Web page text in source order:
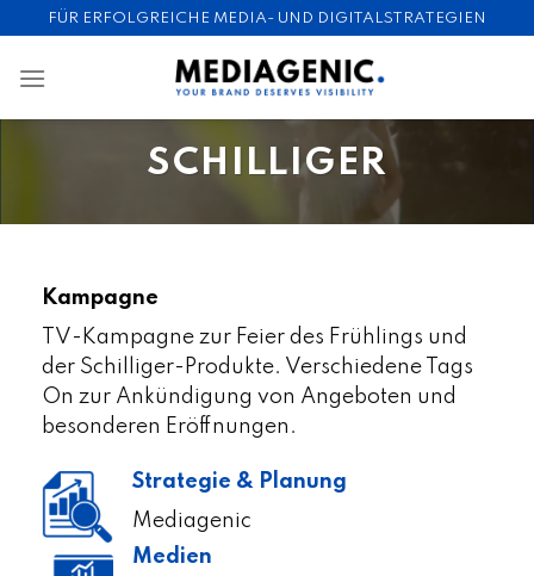
to
content
FÜR ERFOLGREICHE MEDIA- UND DIGITALSTRATEGIEN
SCHILLIGER
Kampagne
TV-Kampagne zur Feier des Frühlings und
der Schilliger-Produkte. Verschiedene Tags
On zur Ankündigung von Angeboten und
besonderen Eröffnungen.
Strategie & Planung
Mediagenic
Medien